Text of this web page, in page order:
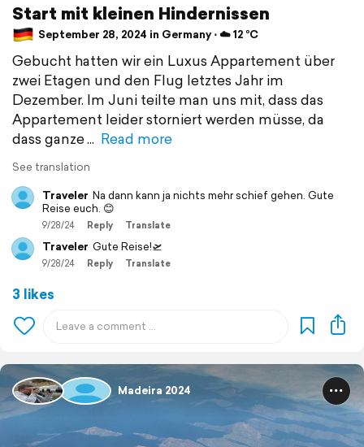
Start mit kleinen Hindernissen
September 28, 2024 in Germany ⋅ ☁️ 12 °C
Gebucht hatten wir ein Luxus Appartement über
zwei Etagen und den Flug letztes Jahr im
Dezember. Im Juni teilte man uns mit, dass das
Appartement leider storniert werden müsse, da
dass ganze
Read more
See translation
Traveler Na dann kann ja nichts mehr schief gehen. Gute
Reise euch. 😊
9/28/24 Reply Translate
Traveler Gute Reise!🛫
9/28/24 Reply Translate
3 likes
Madeira 2024